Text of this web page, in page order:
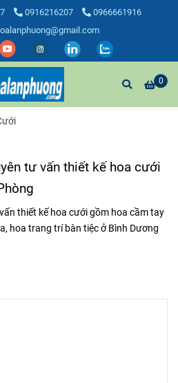
0916216207
0966661916
0
tư vấn thiết kế hoa cưới
thiết kế hoa cưới gồm hoa cầm tay
hoa trang trí bàn tiệc ở Bình Dương